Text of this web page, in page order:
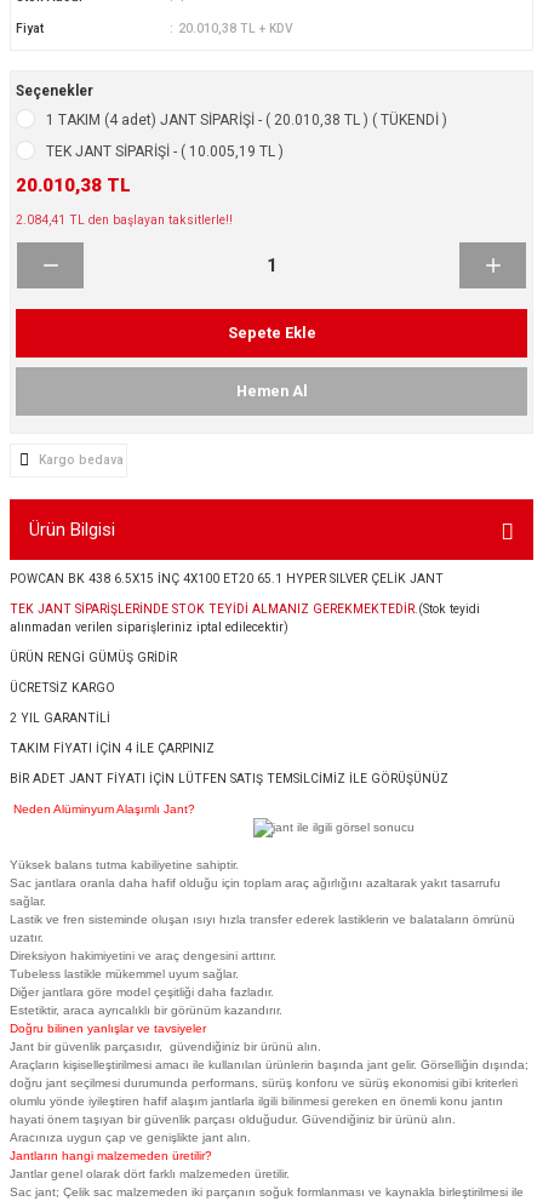
Lastikleri
Jant
Fiyat 20.010,38 TL + KDV
Seçenekler
1 TAKIM (4 adet) JANT SİPARİŞİ - ( 20.010,38 TL ) ( TÜKENDİ )
TEK JANT SİPARİŞİ - ( 10.005,19 TL )
20.010,38 TL
2.084,41 TL den başlayan taksitlerle!!
Sepete Ekle
Hemen Al
Kargo bedava
Ürün Bilgisi
POWCAN BK 438 6.5X15 İNÇ 4X100 ET20 65.1 HYPER SILVER ÇELİK JANT
TEK JANT SİPARİŞLERİNDE STOK TEYİDİ ALMANIZ GEREKMEKTEDİR. (Stok teyidi
alınmadan verilen siparişleriniz iptal edilecektir)
ÜRÜN RENGİ GÜMÜŞ GRİDİR
ÜCRETSİZ KARGO
2 YIL GARANTİLİ
TAKIM FİYATI İÇİN 4 İLE ÇARPINIZ
BİR ADET JANT FİYATI İÇİN LÜTFEN SATIŞ TEMSİLCİMİZ İLE GÖRÜŞÜNÜZ
Neden Alüminyum Alaşımlı Jant?
Yüksek balans tutma kabiliyetine sahiptir.
Sac jantlara oranla daha hafif olduğu için toplam araç ağırlığını azaltarak yakıt tasarrufu
sağlar.
Lastik ve fren sisteminde oluşan ısıyı hızla transfer ederek lastiklerin ve balataların ömrünü
uzatır.
Direksiyon hakimiyetini ve araç dengesini arttırır.
Tubeless lastikle mükemmel uyum sağlar.
Diğer jantlara göre model çeşitliği daha fazladır.
Estetiktir, araca ayrıcalıklı bir görünüm kazandırır.
Doğru bilinen yanlışlar ve tavsiyeler
Jant bir güvenlik parçasıdır, güvendiğiniz bir ürünü alın.
Araçların kişiselleştirilmesi amacı ile kullanılan ürünlerin başında jant gelir. Görselliğin dışında;
doğru jant seçilmesi durumunda performans, sürüş konforu ve sürüş ekonomisi gibi kriterleri
olumlu yönde iyileştiren hafif alaşım jantlarla ilgili bilinmesi gereken en önemli konu jantın
hayati önem taşıyan bir güvenlik parçası olduğudur. Güvendiğiniz bir ürünü alın.
Aracınıza uygun çap ve genişlikte jant alın.
Jantların hangi malzemeden üretilir?
Jantlar genel olarak dört farklı malzemeden üretilir.
Sac jant; Çelik sac malzemeden iki parçanın soğuk formlanması ve kaynakla birleştirilmesi ile